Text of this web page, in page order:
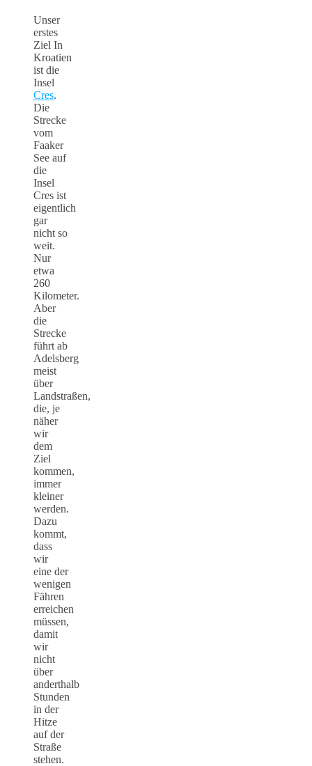
Unser
erstes
Ziel In
Kroatien
ist die
Insel
Cres.
Die
Strecke
vom
Faaker
See auf
die
Insel
Cres ist
eigentlich
gar
nicht so
weit.
Nur
etwa
260
Kilometer.
Aber
die
Strecke
führt ab
Adelsberg
meist
über
Landstraßen,
die, je
näher
wir
dem
Ziel
kommen,
immer
kleiner
werden.
Dazu
kommt,
dass
wir
eine der
wenigen
Fähren
erreichen
müssen,
damit
wir
nicht
über
anderthalb
Stunden
in der
Hitze
auf der
Straße
stehen.